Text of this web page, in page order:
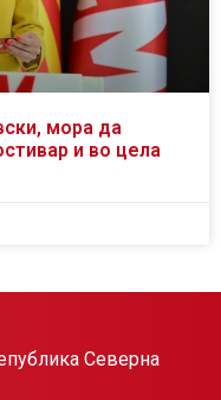
мора да
и во цела
Северна